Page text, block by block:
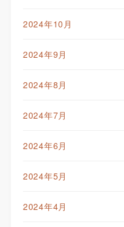
2024年10月
2024年9月
2024年8月
2024年7月
2024年6月
2024年5月
2024年4月